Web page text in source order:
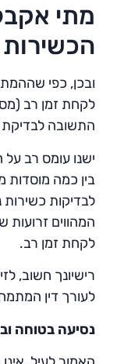
מתי
ובכן, כפי
לקחת זמן רב
התשובה לבדיקת
ישנו עומס רב
בין כמה מוסדות
לבדיקות
המהווים זרועות
לקחת זמן רב.
רישיונך חשוב,
לעורך דין
נסיעה בטוחה